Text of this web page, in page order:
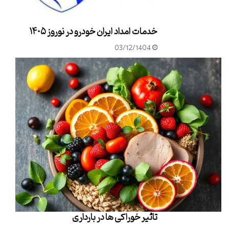
خدمات امداد ایران خودرو در نوروز ١۴٠۵
03/12/1404
تاثیر خوراکی ها در بارداری